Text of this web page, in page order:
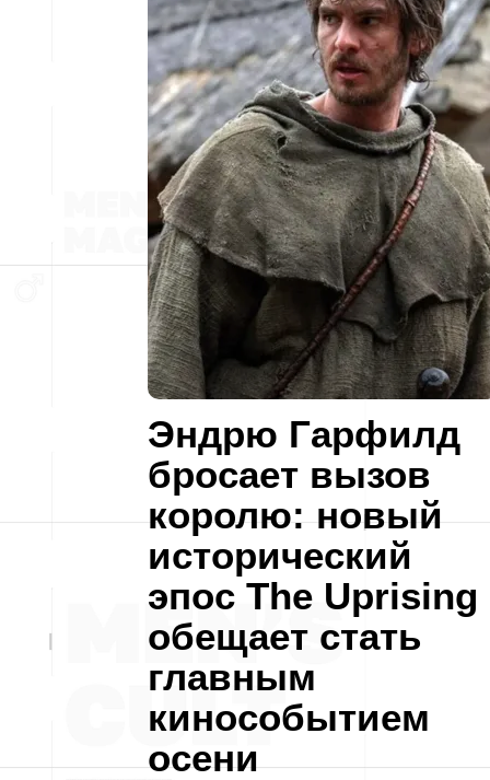
Эндрю Гарфилд
бросает вызов
королю: новый
исторический
эпос The Uprising
обещает стать
главным
кинособытием
осени